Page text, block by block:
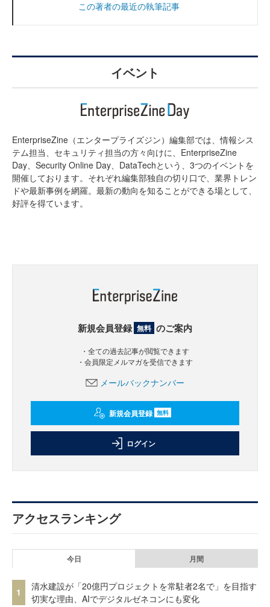
この著者の最近の執筆記事
イベント
EnterpriseZine（エンタープライズジン）編集部では、情報シス
テム担当、セキュリティ担当の方々向けに、EnterpriseZine
Day、Security Online Day、DataTechという、3つのイベントを
開催しております。それぞれ編集部独自の切り口で、業界トレン
ドや最新事例を網羅。最新の動向を知ることができる場として、
好評を得ています。
新規会員登録 無料 のご案内
・全ての過去記事が閲覧できます
・会員限定メルマガを受信できます
メールバックナンバー
新規会員登録 無料
ログイン
アクセスランキング
今日 月間
1
清水建設が「20億円プロジェクトを常駐者2名で」を目指す
切実な理由、AIでデジタルゼネコンにも変化